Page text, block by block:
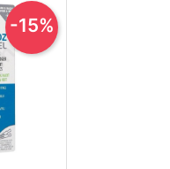
-15%